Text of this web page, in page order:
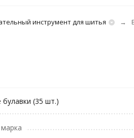
инструмент для шитья
(35 шт.)